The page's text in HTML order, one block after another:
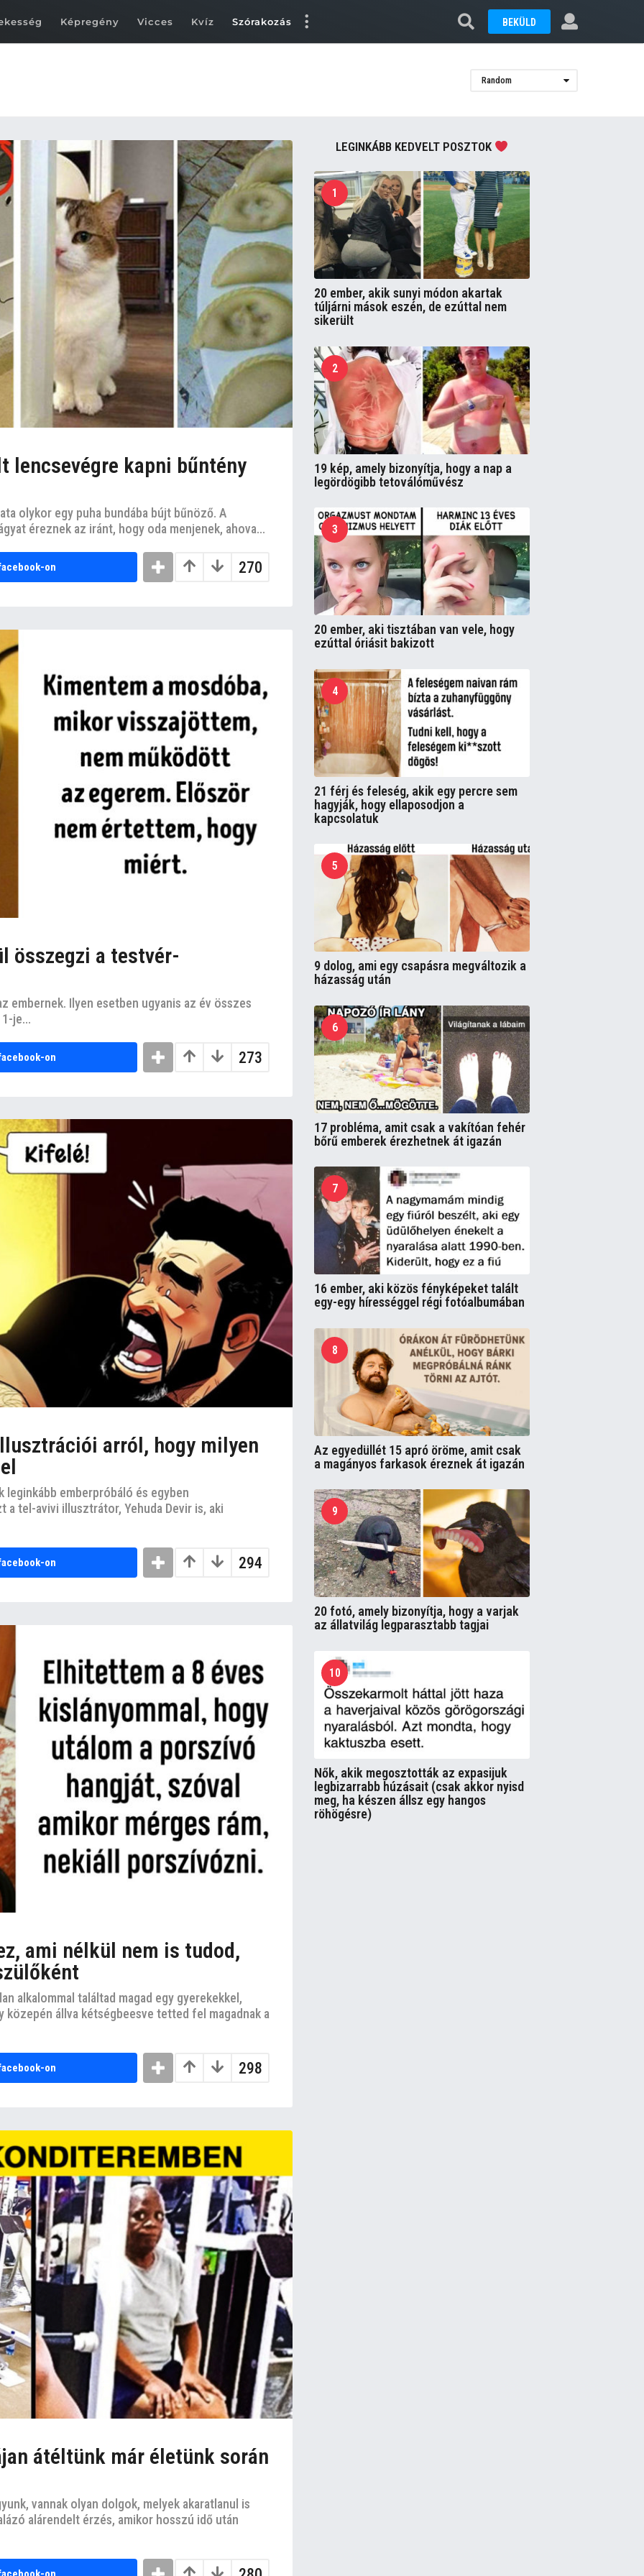
Képregény Vicces Kvíz Szórakozás BEKÜLD
Random
lencsevégre kapni bűntény
olykor egy puha bundába bújt bűnöző. A
éreznek az iránt, hogy oda menjenek, ahova...
270
on
összegzi a testvér-
embernek. Ilyen esetben ugyanis az év összes
je...
273
on
arról, hogy milyen
leginkább emberpróbáló és egyben
a tel-avivi illusztrátor, Yehuda Devir is, aki
294
on
ami nélkül nem is tudod,
alkalommal találtad magad egy gyerekekkel,
állva kétségbeesve tetted fel magadnak a
298
on
átéltünk már életünk során
vannak olyan dolgok, melyek akaratlanul is
alárendelt érzés, amikor hosszú idő után
LEGINKÁBB KEDVELT POSZTOK
1
20 ember, akik sunyi módon akartak
túljárni mások eszén, de ezúttal nem
sikerült
2
19 kép, amely bizonyítja, hogy a nap a
legördögibb tetoválóművész
3
20 ember, aki tisztában van vele, hogy
ezúttal óriásit bakizott
4
21 férj és feleség, akik egy percre sem
hagyják, hogy ellaposodjon a
kapcsolatuk
5
9 dolog, ami egy csapásra megváltozik a
házasság után
6
17 probléma, amit csak a vakítóan fehér
bőrű emberek érezhetnek át igazán
7
16 ember, aki közös fényképeket talált
egy-egy hírességgel régi fotóalbumában
8
Az egyedüllét 15 apró öröme, amit csak
a magányos farkasok éreznek át igazán
9
20 fotó, amely bizonyítja, hogy a varjak
az állatvilág legparasztabb tagjai
10
Nők, akik megosztották az expasijuk
legbizarrabb húzásait (csak akkor nyisd
meg, ha készen állsz egy hangos
röhögésre)